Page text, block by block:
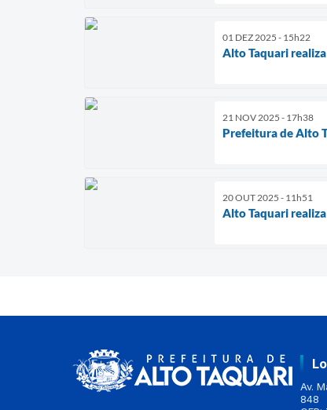
01 DEZ 2025 - 15h22
Alto Taquari
21 NOV 2025 - 17h38
Prefeitura de Alto
20 OUT 2025 - 11h51
Alto Taquari
Av.
848